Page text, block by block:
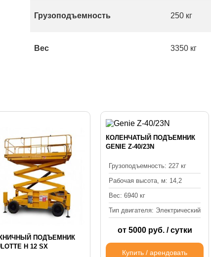
Грузоподъемность 250 кг
Вес 3350 кг
ПОДЪЕМНИК
Н 12 SX
КОЛЕНЧАТЫЙ ПОДЪЕМНИК
GENIE Z-40/23N
Грузоподъемность: 227 кг
Рабочая высота, м: 14,2
Вес: 6940 кг
Тип двигателя: Электрический
от 5000 руб. / сутки
Купить / арендовать